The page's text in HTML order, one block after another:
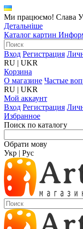
Ми працюємо! Слава
Детальніше
Каталог картин
Вход Регистрация
RU | UKR
Корзина
О магазине Частые
RU | UKR
Мой аккаунт
Вход Регистрация
Избранное
Поиск по каталогу
Обрати мову
Укр | Рус